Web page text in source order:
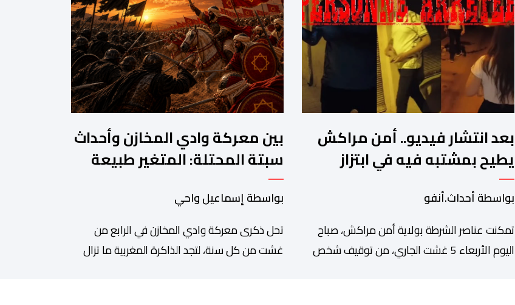
بعد انتشار فيديو.. أمن مراكش
يطيح بمشتبه فيه في ابتزاز
سائحين
بواسطة أحداث.أنفو
تمكنت عناصر الشرطة بولاية أمن مراكش، صباح
اليوم الأربعاء 5 غشت الجاري، من توقيف شخص
بين معركة وادي المخازن وأحداث
سبتة المحتلة: المتغير طبيعة
الحرب والثابت جدار الصد الوطني
بواسطة إسماعيل واحي
تحل ذكرى معركة وادي المخازن في الرابع من
غشت من كل سنة، لتجد الذاكرة المغربية ما تزال